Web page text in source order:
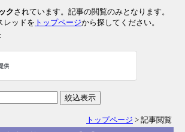
クされています。記事の閲覧のみとなります。
レッドを トップページから探してください。
絞込表示
トップページ > 記事閲覧